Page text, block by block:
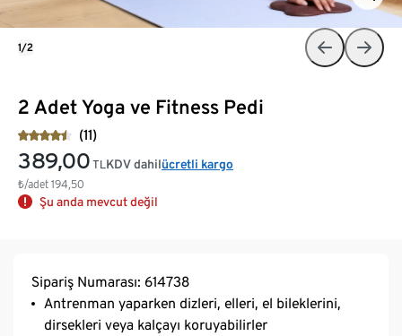
2 Adet Yoga ve Fitness Pedi
(11)
389,00 TL
₺/adet 194,50
KDV dahilücretli kargo
Şu anda mevcut değil
1/2
Sipariş Numarası: 614738
Antrenman yaparken dizleri, elleri, el bileklerini,
dirsekleri veya kalçayı koruyabilirler